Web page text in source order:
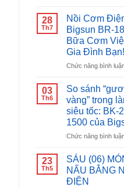
28
Th7
Nồi Cơm
Bigsun BR-
Bữa Cơm
Gia Đình Bạn!
Chức năng bình
03
Th6
So sánh
vàng” trong
siêu tốc: BK-
1500 của
Chức năng bình
23
Th5
SÁU (06)
NẤU BẰNG
ĐIỆN